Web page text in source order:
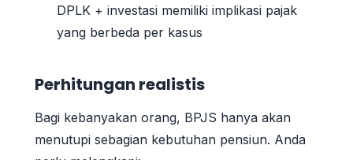
DPLK + investasi memiliki implikasi pajak
yang berbeda per kasus
Perhitungan realistis
Bagi kebanyakan orang, BPJS hanya akan
menutupi sebagian kebutuhan pensiun. Anda